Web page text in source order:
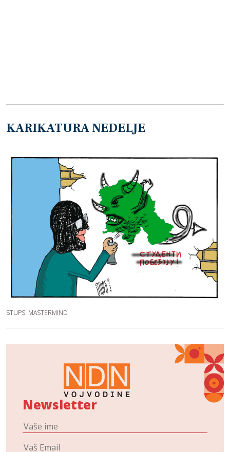
KARIKATURA NEDELJE
STUPS: MASTERMIND
Newsletter